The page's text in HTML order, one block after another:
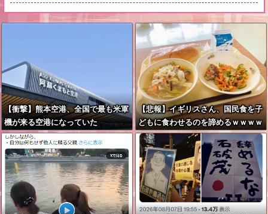
【衝撃】熊本空港、全国で最も米軍
機が来る空港になっていた
【悲報】イギリスさん、国民食を子
どもに食わせるのを諦めるｗｗｗｗ
ｗｗｗ